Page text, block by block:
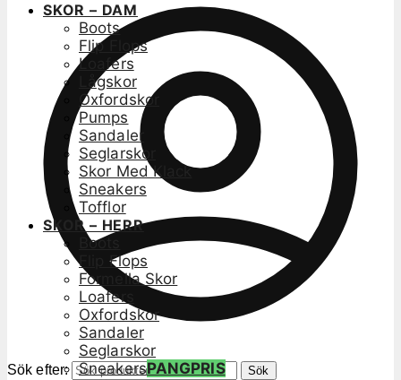
Sök efter: Sök
SKOR – DAM
Boots
Flip Flops
Loafers
Lågskor
Oxfordskor
Pumps
Sandaler
Seglarskor
Skor Med Klack
Sneakers
Tofflor
SKOR – HERR
Boots
Flip Flops
Formella Skor
Loafers
Oxfordskor
Sandaler
Seglarskor
SneakersPANGPRIS